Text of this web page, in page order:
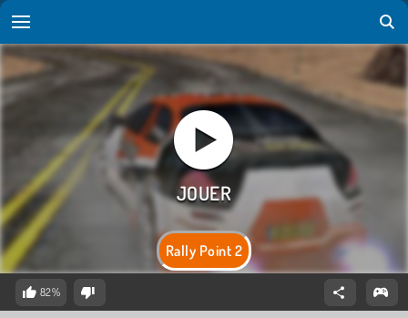
Rally Point 2
82%